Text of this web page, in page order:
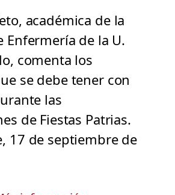
académica de la
Enfermería de la U.
comenta los
se debe tener con
las
de Fiestas Patrias.
17 de septiembre de